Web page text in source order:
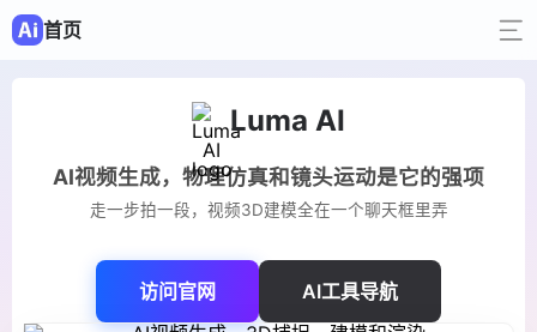
首页
Luma AI
AI视频生成，物理仿真和镜头运动是它的强项
走一步拍一段，视频3D建模全在一个聊天框里弄
访问官网 AI工具导航